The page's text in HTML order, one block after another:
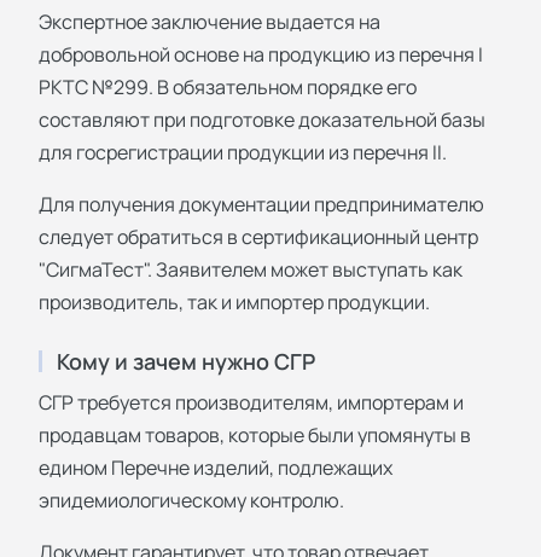
Экспертное заключение выдается на
добровольной основе на продукцию из перечня I
РКТС №299. В обязательном порядке его
составляют при подготовке доказательной базы
для госрегистрации продукции из перечня II.
Для получения документации предпринимателю
следует обратиться в сертификационный центр
"СигмаТест". Заявителем может выступать как
производитель, так и импортер продукции.
Кому и зачем нужно СГР
СГР требуется производителям, импортерам и
продавцам товаров, которые были упомянуты в
едином Перечне изделий, подлежащих
эпидемиологическому контролю.
Документ гарантирует, что товар отвечает